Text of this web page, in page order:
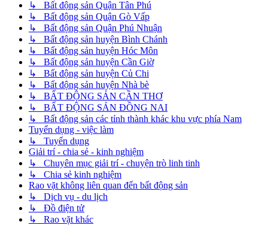
↳ Bất động sản Quận Tân Phú
↳ Bất động sản Quận Gò Vấp
↳ Bất động sản Quận Phú Nhuận
↳ Bất động sản huyện Bình Chánh
↳ Bất động sản huyện Hóc Môn
↳ Bất động sản huyện Cần Giờ
↳ Bất động sản huyện Củ Chi
↳ Bất động sản huyện Nhà bè
↳ BẤT ĐỘNG SẢN CẦN THƠ
↳ BẤT ĐỘNG SẢN ĐỒNG NAI
↳ Bất động sản các tỉnh thành khác khu vực phía Nam
Tuyển dụng - việc làm
↳ Tuyển dụng
Giải trí - chia sẻ - kinh nghiệm
↳ Chuyên mục giải trí - chuyện trò linh tinh
↳ Chia sẻ kinh nghiệm
Rao vặt không liên quan đến bất động sản
↳ Dịch vụ - du lịch
↳ Đồ điện tử
↳ Rao vặt khác